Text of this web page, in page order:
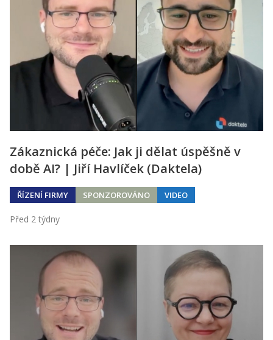
Zákaznická péče: Jak ji dělat úspěšně v
době AI? | Jiří Havlíček (Daktela)
ŘÍZENÍ FIRMY SPONZOROVÁNO VIDEO
Před 2 týdny